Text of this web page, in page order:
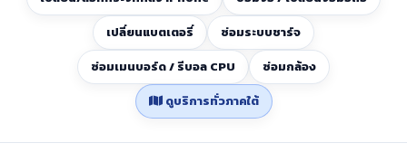
เปลี่ยนแบตเตอรี่
ซ่อมระบบชาร์จ
ซ่อมเมนบอร์ด / รีบอล CPU
ซ่อมกล้อง
ดูบริการทั่วภาคใต้